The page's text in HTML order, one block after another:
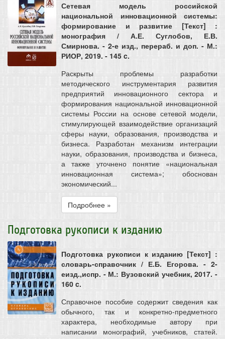
Сетевая модель российской
национальной инновационной системы:
формирование и развитие [Текст] :
монография / А.Е. Суглобов, Е.В.
Смирнова. - 2-е изд., перераб. и доп. - М.:
РИОР, 2019. - 145 c.
Раскрыты проблемы разработки
методического инструментария развития
предприятий инновационного сектора и
формирования национальной инновационной
системы России на основе сетевой модели,
стимулирующей взаимодействие организаций
сферы науки, образования, производства и
бизнеса. Разработан механизм интеграции
науки, образования, производства и бизнеса,
а также уточнено понятие «национальная
инновационная система»; обоснован
экономический...
Подробнее »
Подготовка рукописи к изданию
Подготовка рукописи к изданию [Текст] :
словарь-справочник / Е.Б. Егорова. - 2-
еизд.,испр. - М.: Вузовский учебник, 2017. -
160 c.
Справочное пособие содержит сведения как
обычного, так и конкретно-предметного
характера, необходимые автору при
написании монографий, учебников, статей.